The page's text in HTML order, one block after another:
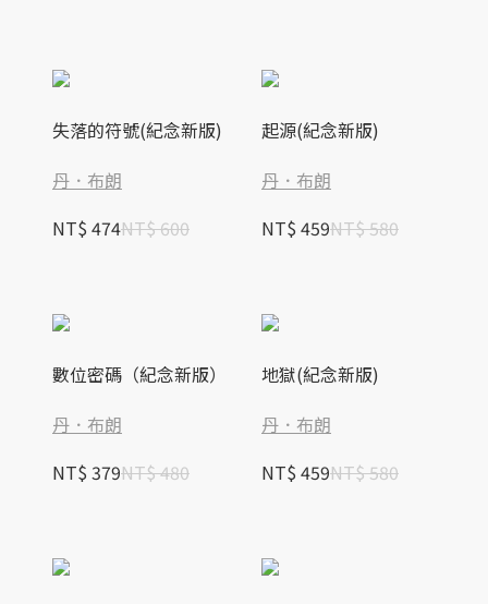
失落的符號(紀念新版)
丹．布朗
NT$ 474NT$ 600
起源(紀念新版)
丹．布朗
NT$ 459NT$ 580
數位密碼（紀念新版）
丹．布朗
NT$ 379NT$ 480
地獄(紀念新版)
丹．布朗
NT$ 459NT$ 580